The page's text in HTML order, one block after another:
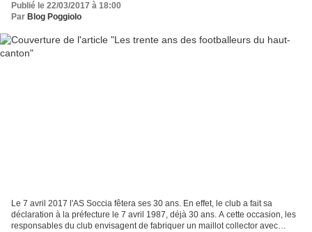
Publié le 22/03/2017 à 18:00
Par Blog Poggiolo
Le 7 avril 2017 l'AS Soccia fêtera ses 30 ans. En effet, le club a fait sa
déclaration à la préfecture le 7 avril 1987, déjà 30 ans. A cette occasion, les
responsables du club envisagent de fabriquer un maillot collector avec